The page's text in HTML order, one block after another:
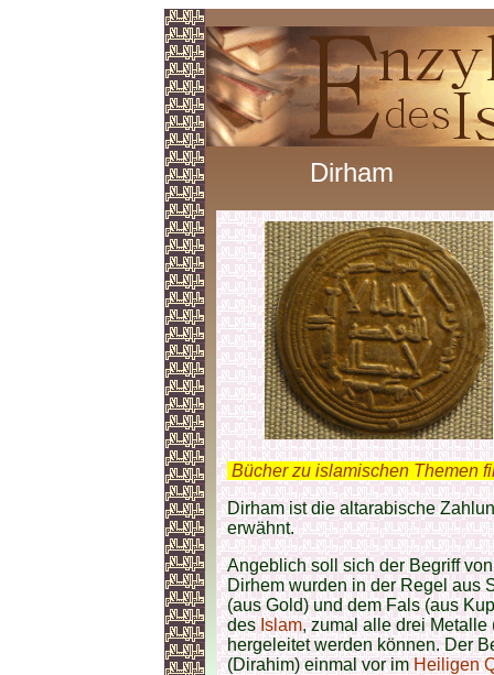
Dirham
Bücher zu islamischen Themen
Dirham ist die altarabische
erwähnt.
Angeblich soll sich der Begriff
Dirhem wurden in der Regel aus
(aus Gold) und dem Fals (aus
desIslam, zumal alle drei
hergeleitet werden können. Der
(Dirahim) einmal vor imHeiligen